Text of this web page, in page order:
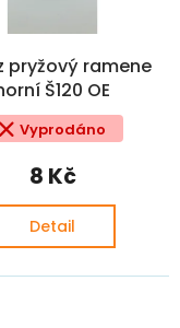
pryžový ramene
horní Š120 OE
Vyprodáno
8 Kč
Detail